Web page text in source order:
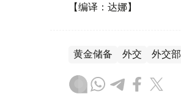
【编译：达娜】
黄金储备 外交 外交部